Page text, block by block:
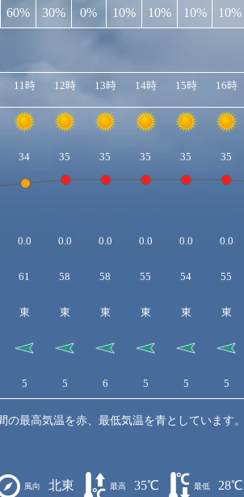
60% 30% 0% 10% 10% 10% 10%
11時 12時 13時 14時 15時 16時
34 35 35 35 35 35
0.0 0.0 0.0 0.0 0.0 0.0
61 58 58 55 54 55
東 東 東 東 東 東
5 5 6 5 5 5
最高気温を赤、最低気温を青としています。
風向 北東 最高 35℃ 最低 28℃